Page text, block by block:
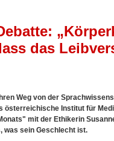
das
Weg von der
österreichische Institut für
mit der Ethikerin
was sein Geschlecht ist.